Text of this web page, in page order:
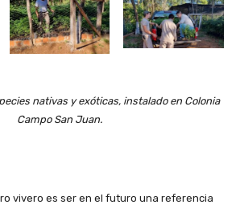
nativas y exóticas, instalado en Colonia
Campo San Juan.
vivero es ser en el futuro una referencia